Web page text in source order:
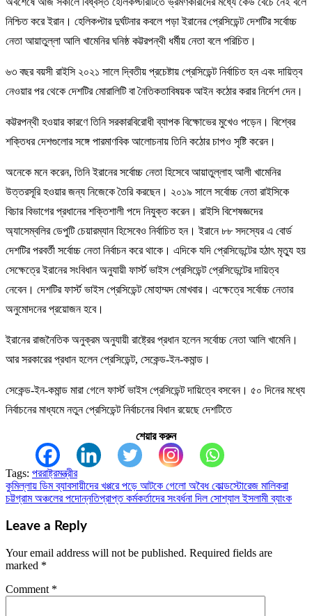
নিশ্চিত করে ইরান। হেলিকপ্টার দুর্ঘটনার কবলে পড়া ইরানের প্রেসিডেন্ট দেশটির সর্বোচ্চ
নেতা আয়াতুল্লা আলি খামেনির ঘনিষ্ঠ কট্টরপন্থী ধর্মীয় নেতা বলে পরিচিত।
৬৩ বছর বয়সী রাইসি ২০২১ সালে দ্বিতীয় প্রচেষ্টায় প্রেসিডেন্ট নির্বাচিত হন এবং দায়িত্ব
নেওয়ার পর থেকে দেশটির মোরালিটি বা নৈতিকতাবিষয়ক আইন কঠোর করার নির্দেশ দেন।
কট্টরপন্থী হওয়ার কারণে তিনি সরকারবিরোধী ব্যাপক বিক্ষোভের মুখেও পড়েন। বিশ্বের
শক্তিধর দেশগুলোর সঙ্গে পারমাণবিক আলোচনায় তিনি কঠোর চাপও সৃষ্টি করেন।
অনেকে মনে করেন, তিনি ইরানের সর্বোচ্চ নেতা হিসেবে আয়াতুল্লাহ আলী খামেনির
উত্তরসূরি হওয়ার জন্য নিজেকে তৈরি করছেন। ২০১৯ সালে সর্বোচ্চ নেতা রাইসিকে
বিচার বিভাগের প্রধানের শক্তিশালী পদে নিযুক্ত করেন। রাইসি বিশেষজ্ঞদের
অ্যাসেম্বলির ডেপুটি চেয়ারম্যান হিসেবেও নির্বাচিত হন। ইরানে ৮৮ সদস্যের এ বোর্ড
দেশটির পরবর্তী সর্বোচ্চ নেতা নির্বাচন করে থাকে। এদিকে যদি প্রেসিডেন্টের হঠাৎ মৃত্যু হয়
সেক্ষেত্রে ইরানের সংবিধান অনুযায়ী ফার্স্ট ভাইস প্রেসিডেন্ট প্রেসিডেন্টের দায়িত্ব
নেবেন। দেশটির ফার্স্ট ভাইস প্রেসিডেন্ট মোহাম্মদ মোখবার। এক্ষেত্রে সর্বোচ্চ নেতার
অনুমোদনের প্রয়োজন হবে।
ইরানের রাজনৈতিক অনুক্রম অনুযায়ী রাষ্ট্রের প্রধান হলেন সর্বোচ্চ নেতা আলি খামেনি।
আর সরকারের প্রধান হলেন প্রেসিডেন্ট, সেকেন্ড-ইন-কমান্ড।
সেকেন্ড-ইন-কমান্ড মারা গেলে ফার্স্ট ভাইস প্রেসিডেন্ট দায়িত্বে বসবেন। ৫০ দিনের মধ্যে
নির্বাচনের মাধ্যমে নতুন প্রেসিডেন্ট নির্বাচনের বিধান রয়েছে দেশটিতে
শেয়ার করুন
Tags: পররাষ্ট্রমন্ত্রীর
Post
navigation
কুমিল্লায় ডিম ব্যাবসায়ীদের খপ্পরে পড়ে আটকে গেলো অবৈধ কোল্ডস্টোরেজ মালিকরা
চট্টগ্রাম অঞ্চলের পদোন্নতিপ্রাপ্ত কর্মকর্তাদের সংবর্ধনা দিল সোশ্যাল ইসলামী ব্যাংক
Leave a Reply
Your email address will not be published. Required fields are
marked *
Comment *